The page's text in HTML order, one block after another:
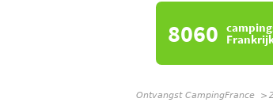
8060
Ontvangst CampingFrance